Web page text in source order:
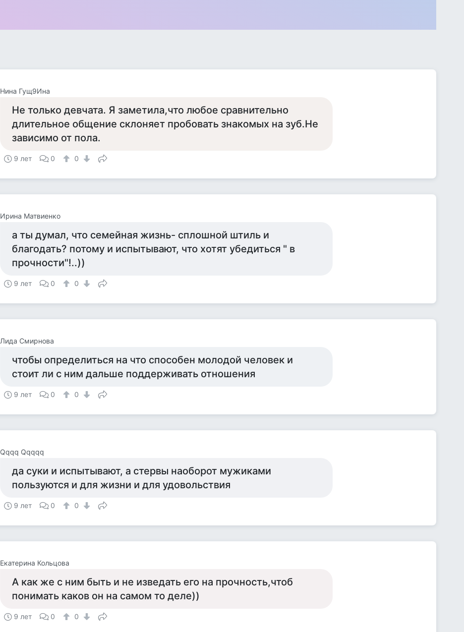
Нина Гущ9Ина
Не только девчата. Я заметила,что любое сравнительно
длительное общение склоняет пробовать знакомых на зуб.Не
зависимо от пола.
9 лет 0 0
Ирина Матвиенко
а ты думал, что семейная жизнь- сплошной штиль и
благодать? потому и испытывают, что хотят убедиться " в
прочности"!..))
9 лет 0 0
Лида Смирнова
чтобы определиться на что способен молодой человек и
стоит ли с ним дальше поддерживать отношения
9 лет 0 0
Qqqq Qqqqq
да суки и испытывают, а стервы наоборот мужиками
пользуются и для жизни и для удовольствия
9 лет 0 0
Екатерина Кольцова
А как же с ним быть и не изведать его на прочность,чтоб
понимать каков он на самом то деле))
9 лет 0 0